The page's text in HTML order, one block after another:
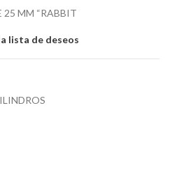
25 MM “RABBIT
lista de deseos